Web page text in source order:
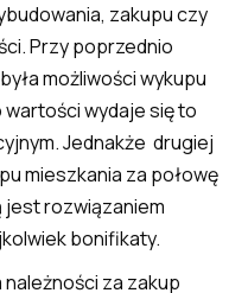
zakupu czy
Przy poprzednio
możliwości wykupu
wydaje się to
Jednakże drugiej
mieszkania za połowę
rozwiązaniem
bonifikaty.
za zakup